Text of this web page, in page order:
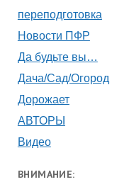
переподготовка
Новости ПФР
Да будьте вы…
Дача/Сад/Огород
Дорожает
АВТОРЫ
Видео
ВНИМАНИЕ: